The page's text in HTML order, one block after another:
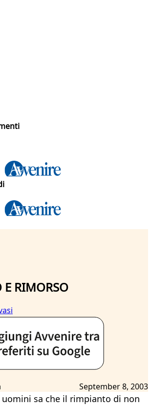
RIMORSO
September 8, 2003
uomini sa che il rimpianto di non